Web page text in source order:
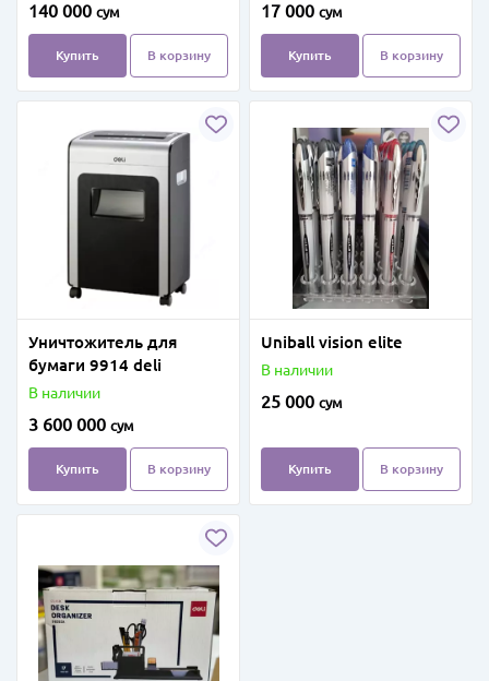
140 000 сум
Купить В корзину
17 000 сум
Купить В корзину
Уничтожитель для
бумаги 9914 deli
В наличии
3 600 000 сум
Купить В корзину
Uniball vision elite
В наличии
25 000 сум
Купить В корзину